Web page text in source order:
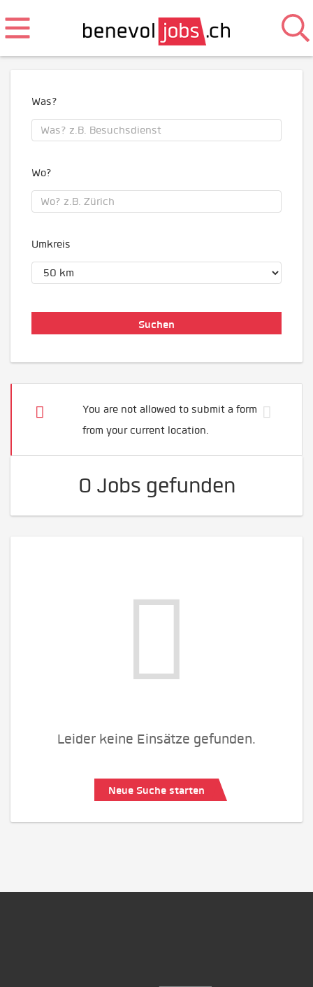
Was?
Wo?
Umkreis
You are not allowed to submit a form
from your current location.
0 Jobs gefunden
Leider keine Einsätze gefunden.
Neue Suche starten